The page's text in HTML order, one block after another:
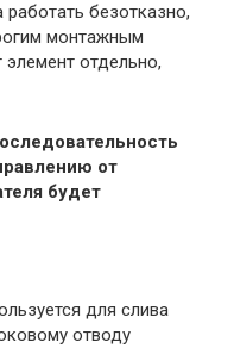
безотказно,
монтажным
отдельно,
от
будет
для слива
отводу